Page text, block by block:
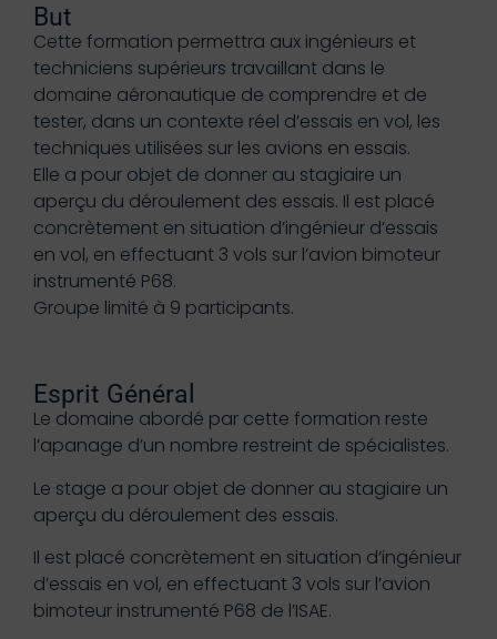
But
Cette formation permettra aux ingénieurs et
techniciens supérieurs travaillant dans le
domaine aéronautique de comprendre et de
tester, dans un contexte réel d’essais en vol, les
techniques utilisées sur les avions en essais.
Elle a pour objet de donner au stagiaire un
aperçu du déroulement des essais. Il est placé
concrètement en situation d’ingénieur d’essais
en vol, en effectuant 3 vols sur l’avion bimoteur
instrumenté P68.
Groupe limité à 9 participants.
Esprit Général
Le domaine abordé par cette formation reste
l’apanage d’un nombre restreint de spécialistes.
Le stage a pour objet de donner au stagiaire un
aperçu du déroulement des essais.
Il est placé concrètement en situation d’ingénieur
d’essais en vol, en effectuant 3 vols sur l’avion
bimoteur instrumenté P68 de l’ISAE.